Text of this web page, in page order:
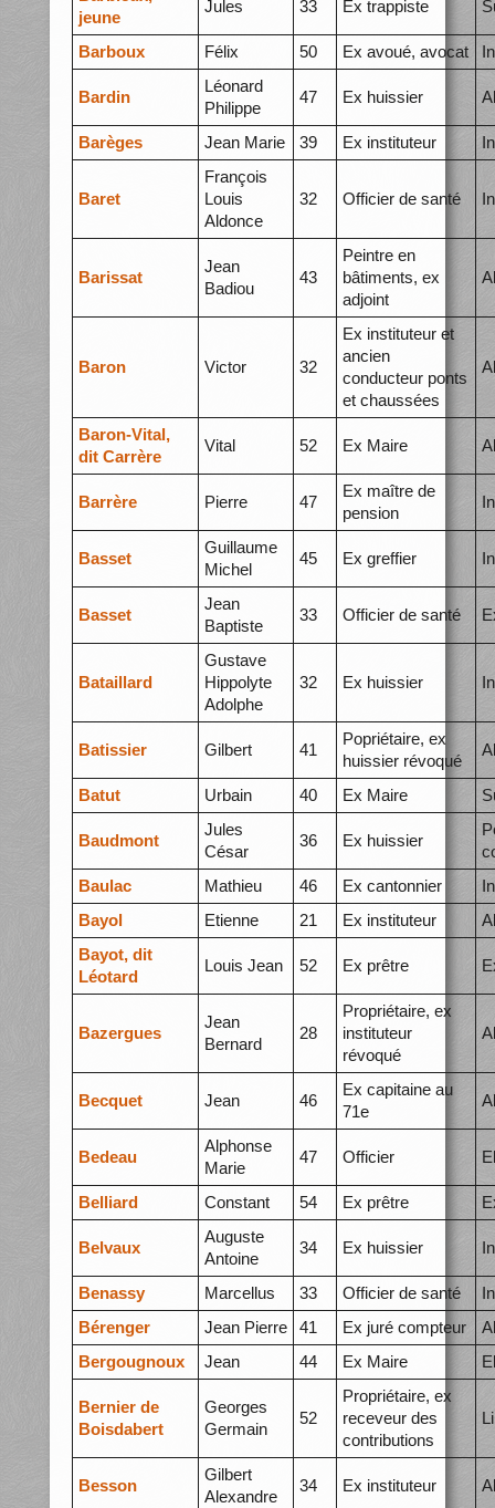
jeune
Jules 33 Ex trappiste
Barboux Félix 50 Ex avoué, avocat
Bardin
Léonard
Philippe
47 Ex huissier
Barèges Jean Marie 39 Ex instituteur
Baret
François
Louis
Aldonce
32 Officier de santé
Barissat
Jean
Badiou
43
Peintre en
bâtiments, ex
adjoint
Baron Victor 32
Ex instituteur et
ancien
conducteur ponts
et chaussées
Baron-Vital,
dit Carrère
Vital 52 Ex Maire
Barrère Pierre 47
Ex maître de
pension
Basset
Guillaume
Michel
45 Ex greffier
Basset
Jean
Baptiste
33 Officier de santé
Bataillard
Gustave
Hippolyte
Adolphe
32 Ex huissier
Batissier Gilbert 41
Popriétaire, ex
huissier révoqué
Batut Urbain 40 Ex Maire
Baudmont
Jules
César
36 Ex huissier
Baulac
Mathieu 46 Ex cantonnier
Bayol
Etienne 21 Ex instituteur
Bayot, dit
Léotard
Louis Jean 52 Ex prêtre
Bazergues
Jean
Bernard
28
Propriétaire, ex
instituteur
révoqué
Becquet Jean 46
Ex capitaine au
71e
Bedeau
Alphonse
Marie
47 Officier
Belliard Constant 54 Ex prêtre
Belvaux
Auguste
Antoine
34 Ex huissier
Benassy Marcellus 33 Officier de santé
Bérenger
Jean Pierre 41 Ex juré compteur
Bergougnoux
Jean 44 Ex Maire
Bernier de
Boisdabert
Georges
Germain
52
Propriétaire, ex
receveur des
contributions
Besson
Gilbert
Alexandre
34 Ex instituteur